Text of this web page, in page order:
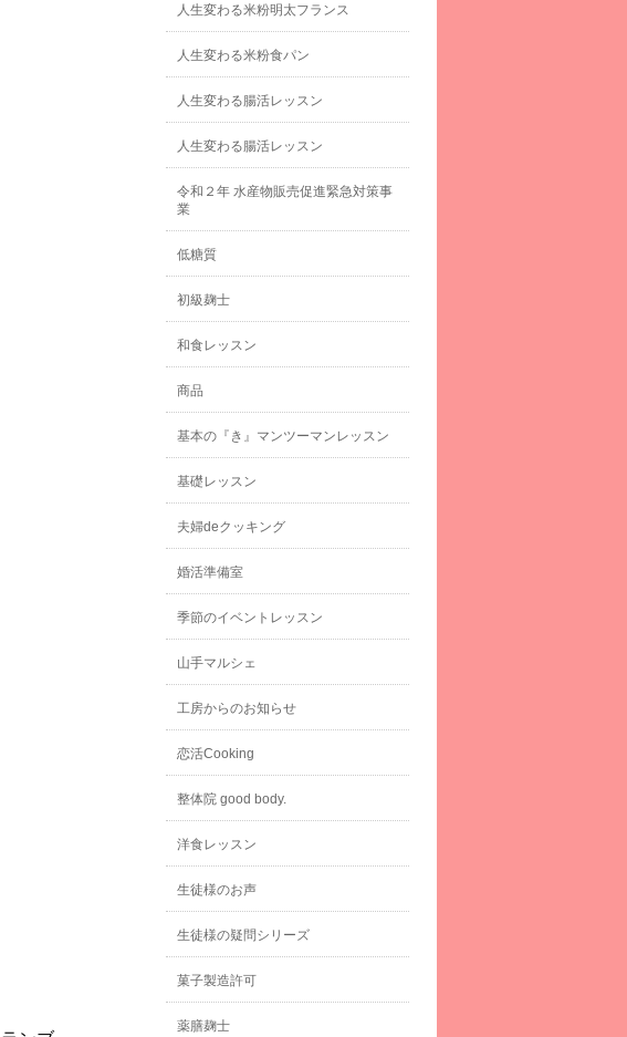
人生変わる米粉明太フランス
人生変わる米粉食パン
人生変わる腸活レッスン
人生変わる腸活レッスン
令和２年 水産物販売促進緊急対策事
業
低糖質
初級麹士
和食レッスン
商品
基本の『き』マンツーマンレッスン
基礎レッスン
夫婦deクッキング
婚活準備室
季節のイベントレッスン
山手マルシェ
工房からのお知らせ
恋活Cooking
整体院 good body.
洋食レッスン
生徒様のお声
生徒様の疑問シリーズ
菓子製造許可
薬膳麹士